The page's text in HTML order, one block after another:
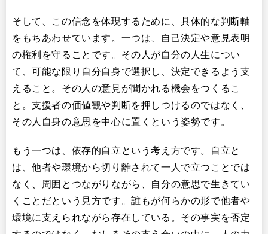
そして、この信念を体現するために、具体的な判断軸
をもちあわせています。一つは、自己決定や意見表明
の権利を守ることです。その人が自分の人生につい
て、可能な限り自分自身で選択し、決定できるよう支
えること。その人の意見が聞かれる機会をつくるこ
と。支援者の価値観や判断を押しつけるのではなく、
その人自身の意思を中心に置くという姿勢です。
もう一つは、依存的自立という考え方です。自立と
は、他者や環境から切り離されて一人で立つことでは
なく、周囲とつながりながら、自分の意思で生きてい
くことだという見方です。誰もが何らかの形で他者や
環境に支えられながら存在している。その事実を否定